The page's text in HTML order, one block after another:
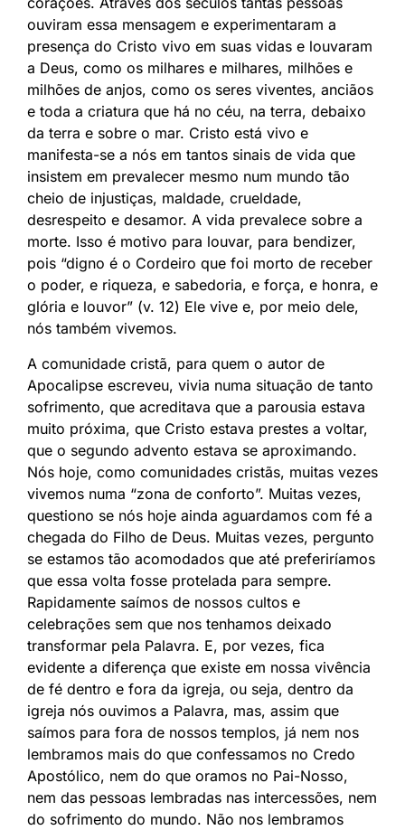
ouviram essa mensagem e experimentaram a
presença do Cristo vivo em suas vidas e louvaram
a Deus, como os milhares e milhares, milhões e
milhões de anjos, como os seres viventes, anciãos
e toda a criatura que há no céu, na terra, debaixo
da terra e sobre o mar. Cristo está vivo e
manifesta-se a nós em tantos sinais de vida que
insistem em prevalecer mesmo num mundo tão
cheio de injustiças, maldade, crueldade,
desrespeito e desamor. A vida prevalece sobre a
morte. Isso é motivo para louvar, para bendizer,
pois “digno é o Cordeiro que foi morto de receber
o poder, e riqueza, e sabedoria, e força, e honra, e
glória e louvor” (v. 12) Ele vive e, por meio dele,
nós também vivemos.
A comunidade cristã, para quem o autor de
Apocalipse escreveu, vivia numa situação de tanto
sofrimento, que acreditava que a parousia estava
muito próxima, que Cristo estava prestes a voltar,
que o segundo advento estava se aproximando.
Nós hoje, como comunidades cristãs, muitas vezes
vivemos numa “zona de conforto”. Muitas vezes,
questiono se nós hoje ainda aguardamos com fé a
chegada do Filho de Deus. Muitas vezes, pergunto
se estamos tão acomodados que até preferiríamos
que essa volta fosse protelada para sempre.
Rapidamente saímos de nossos cultos e
celebrações sem que nos tenhamos deixado
transformar pela Palavra. E, por vezes, fica
evidente a diferença que existe em nossa vivência
de fé dentro e fora da igreja, ou seja, dentro da
igreja nós ouvimos a Palavra, mas, assim que
saímos para fora de nossos templos, já nem nos
lembramos mais do que confessamos no Credo
Apostólico, nem do que oramos no Pai-Nosso,
nem das pessoas lembradas nas intercessões, nem
do sofrimento do mundo. Não nos lembramos